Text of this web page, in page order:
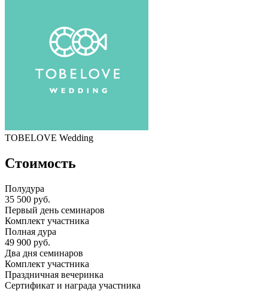
TOBELOVE Wedding
Стоимость
Полудура
35 500 руб.
Первый день семинаров
Комплект участника
Полная дура
49 900 руб.
Два дня семинаров
Комплект участника
Праздничная вечеринка
Сертификат и награда участника